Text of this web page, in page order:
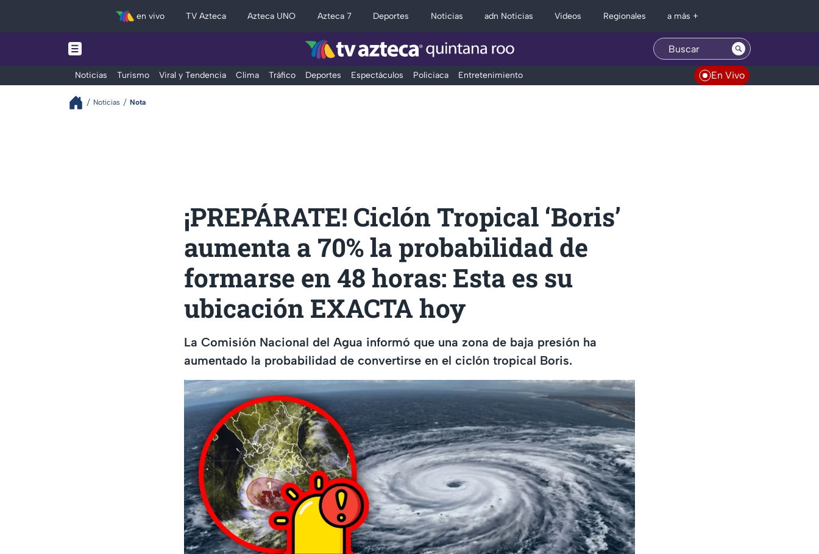
en vivo TV Azteca Azteca UNO Azteca 7 Deportes Noticias adn Noticias Videos Regionales a más +
Noticias Turismo Viral y Tendencia Clima Tráfico Deportes Espectáculos Policiaca Entretenimiento En Vivo
Noticias Nota
¡PREPÁRATE! Ciclón Tropical ‘Boris’
aumenta a 70% la probabilidad de
formarse en 48 horas: Esta es su
ubicación EXACTA hoy
La Comisión Nacional del Agua informó que una zona de baja presión ha
aumentado la probabilidad de convertirse en el ciclón tropical Boris.